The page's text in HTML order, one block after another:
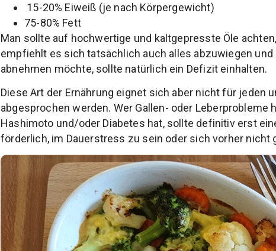
15-20% Eiweiß (je nach Körpergewicht)
75-80% Fett
Man sollte auf hochwertige und kaltgepresste Öle
empfiehlt es sich tatsächlich auch alles abzuwiegen
abnehmen möchte, sollte natürlich ein Defizit einhalten.
Diese Art der Ernährung eignet sich aber nicht für jeden
abgesprochen werden. Wer Gallen- oder
Hashimoto und/oder Diabetes hat, sollte definitiv erst
förderlich, im Dauerstress zu sein oder sich vorher nicht